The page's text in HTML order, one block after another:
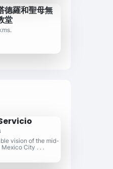
德羅和聖母無
堂
vision of the mid-
City . . .